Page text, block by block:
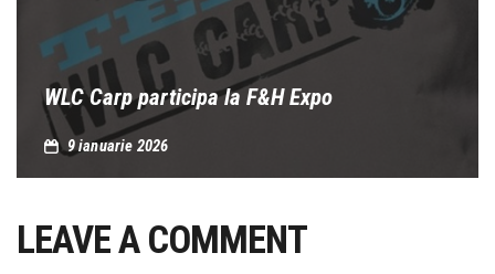
WLC Carp participa la F&H Expo
9 ianuarie 2026
LEAVE A COMMENT